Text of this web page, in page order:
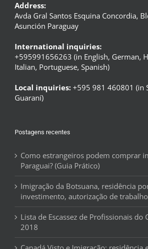
Address:
Avda Gral Santos Esquina Concordia,
Asunción Paraguay
International inquiries:
+595991656263 (in English, German,
Italian, Portuguese, Spanish)
Local inquiries: +595 981 460801 (in
Guaraní)
Postagens recentes
Como estrangeiros podem comprar
Paraguai? (Guia Prático)
Imigração da Botsuana, residência
investimento, autorização de
Lista de Escassez de Profissionais do
2018